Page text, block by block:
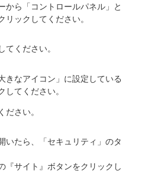
から「コントロールパネル」と
ックしてください。
てください。
きなアイコン」に設定している
てください。
ださい。
いたら、「セキュリティ」のタ
『サイト』ボタンをクリックし